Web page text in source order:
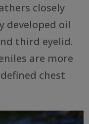
closely
developed oil
third eyelid.
are more
chest